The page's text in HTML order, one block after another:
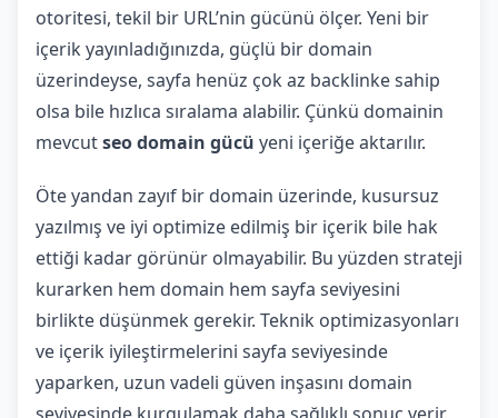
otoritesi, tekil bir URL’nin gücünü ölçer. Yeni bir
içerik yayınladığınızda, güçlü bir domain
üzerindeyse, sayfa henüz çok az backlinke sahip
olsa bile hızlıca sıralama alabilir. Çünkü domainin
mevcutseo domain gücü yeni içeriğe aktarılır.
Öte yandan zayıf bir domain üzerinde, kusursuz
yazılmış ve iyi optimize edilmiş bir içerik bile hak
ettiği kadar görünür olmayabilir. Bu yüzden strateji
kurarken hem domain hem sayfa seviyesini
birlikte düşünmek gerekir. Teknik optimizasyonları
ve içerik iyileştirmelerini sayfa seviyesinde
yaparken, uzun vadeli güven inşasını domain